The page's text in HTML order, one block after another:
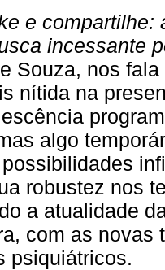
e compartilhe:
incessante
Souza, nos
nítida na
algo
robustez nos
a atualidade
com as
psiquiátricos.